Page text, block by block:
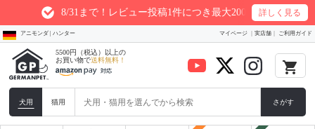
8/31まで！レビュー投稿1件につき最大200ptプレゼント詳しく見る
アニモンダ | ハンター マイページ 実店舗 ご利用ガイド
5500円（税込）以上の
お買い物で送料無料！ local_grocery_store
犬用 猫用 さがす